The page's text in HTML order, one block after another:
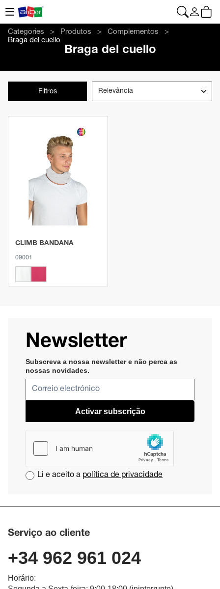
Categories Produtos
Complementos
Braga del cuello
Braga del cuello
Filtros
Ver produto
CLIMB BANDANA
09001
Newsletter
Subscreva a nossa newsletter e não perca as
nossas novidades​.
Activar subscrição
Li e aceito a política de privacidade
Serviço ao cliente
+34 962 961 024
Horário: